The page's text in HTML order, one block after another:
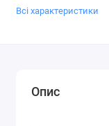
Всі характеристики
Опис